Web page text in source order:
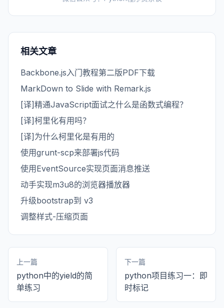
相关文章
Backbone.js入门教程第二版PDF下载
MarkDown to Slide with Remark.js
[译]精通JavaScript面试之什么是函数式编程？
[译]柯里化有用吗？
[译]为什么柯里化是有用的
使用grunt-scp来部署js代码
使用EventSource实现页面消息推送
动手实现m3u8的浏览器播放器
升级bootstrap到 v3
调整样式-压缩页面
上一篇
python中的yield的简
单练习
下一篇
python项目练习一：即
时标记